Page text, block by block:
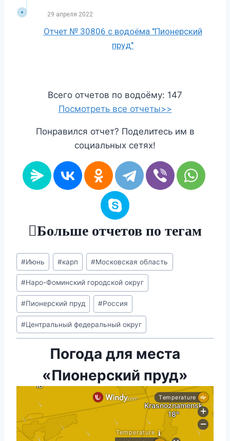
29 апреля 2022
Отчет № 30806 с водоёма "Пионерский
пруд"
Всего отчетов по водоёму: 147
Посмотреть все отчеты>>
Понравился отчет? Поделитесь им в
социальных сетях!
Больше отчетов по тегам
Метки
записи:
#Июнь #карп #Московская область
#Наро-Фоминский городской округ
#Пионерский пруд #Россия
#Центральный федеральный округ
Погода для места
«Пионерский пруд»